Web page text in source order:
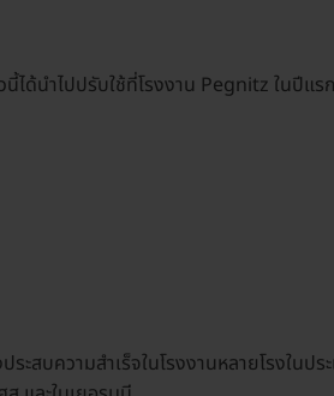
ด้นำไปปรับใช้ที่โรงงาน Pegnitz ในปีแร
สบความสำเร็จในโรงงานหลายโรงในปร